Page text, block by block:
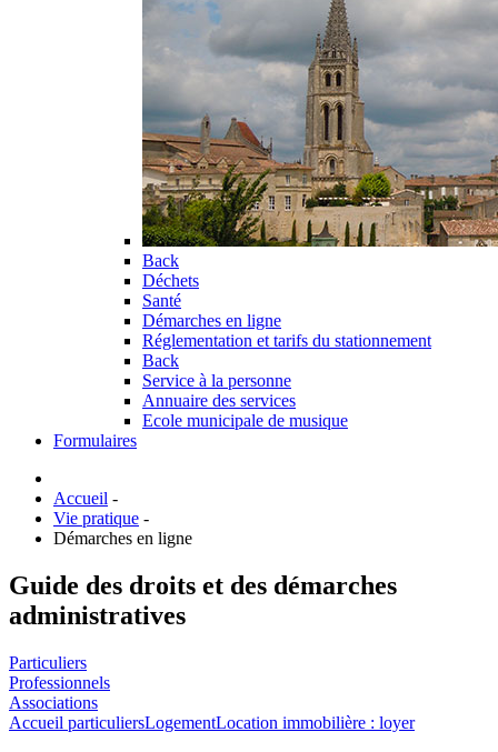
Back
Déchets
Santé
Démarches en ligne
Réglementation et tarifs du stationnement
Back
Service à la personne
Annuaire des services
Ecole municipale de musique
Formulaires
Accueil -
Vie pratique -
Démarches en ligne
Guide des droits et des démarches
administratives
Particuliers
Professionnels
Associations
Accueil particuliersLogementLocation immobilière : loyer